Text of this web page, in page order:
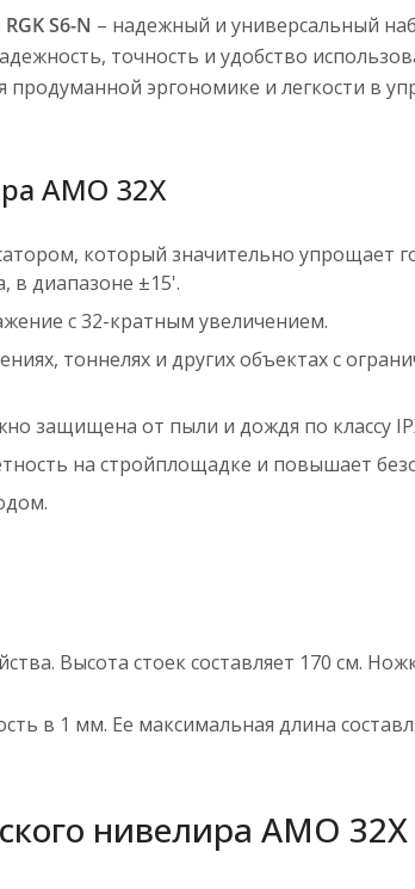
S6-N – надежный и универсальный
точность и удобство
эргономике и легкости в
AMO 32X
который значительно упрощает
в диапазоне ±15'.
с 32-кратным увеличением.
тоннелях и других объектах с
защищена от пыли и дождя по классу
на стройплощадке и повышает
Высота стоек составляет 170 см.
в 1 мм. Ее максимальная длина
нивелира AMO